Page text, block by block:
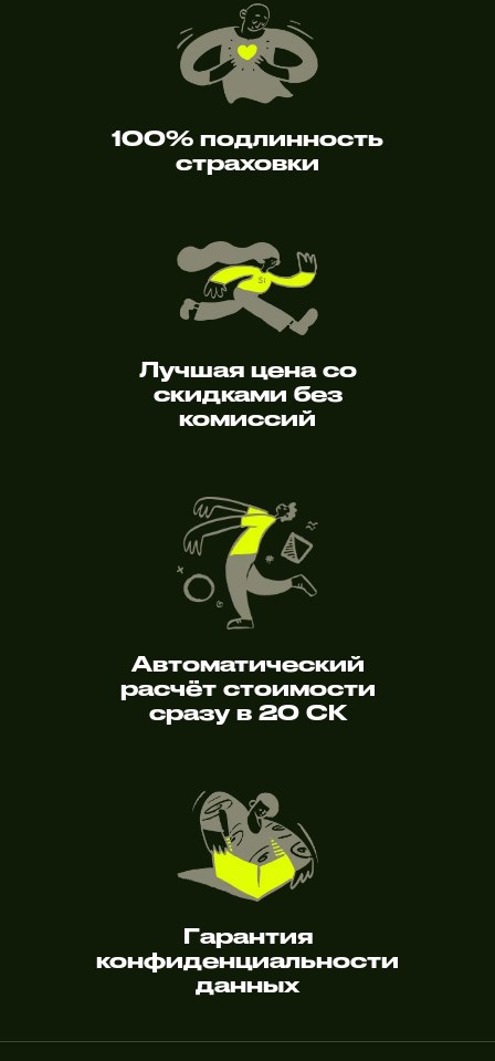
100% подлинность
страховки
Лучшая цена со
скидками без
комиссий
Автоматический
расчёт стоимости
сразу в 20 СК
Гарантия
конфиденциальности
данных